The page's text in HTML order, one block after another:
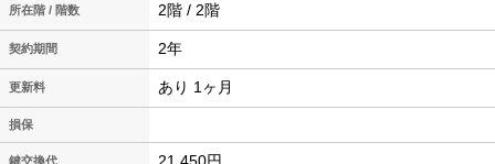
所在階 / 階数 2階 / 2階
契約期間 2年
更新料 あり 1ヶ月
損保
鍵交換代